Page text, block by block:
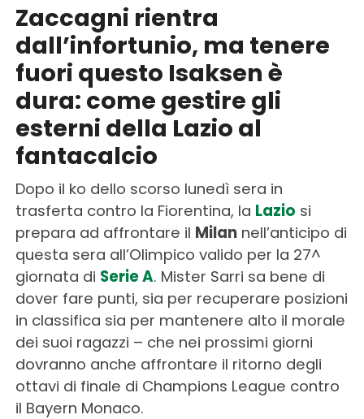
Zaccagni rientra
dall’infortunio, ma tenere
fuori questo Isaksen è
dura: come gestire gli
esterni della Lazio al
fantacalcio
Dopo il ko dello scorso lunedì sera in
trasferta contro la Fiorentina, la Lazio si
prepara ad affrontare il Milannell’anticipo di
questa sera all’Olimpico valido per la 27^
giornata di Serie A. Mister Sarri sa bene di
dover fare punti, sia per recuperare posizioni
in classifica sia per mantenere alto il morale
dei suoi ragazzi – che nei prossimi giorni
dovranno anche affrontare il ritorno degli
ottavi di finale di Champions League contro
il Bayern Monaco.